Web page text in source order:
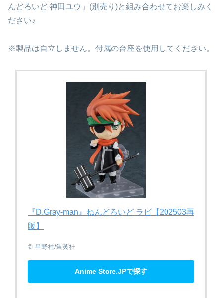
んどろいど 神田ユウ」(別売り)と組み合わせてお楽しみく
ださい♪
※製品は自立しません。付属の台座を使用してください。
『D.Gray-man』​ねんどろいど ラビ【202503再
販】
© 星野桂/集英社
Anime Store.JPで探す